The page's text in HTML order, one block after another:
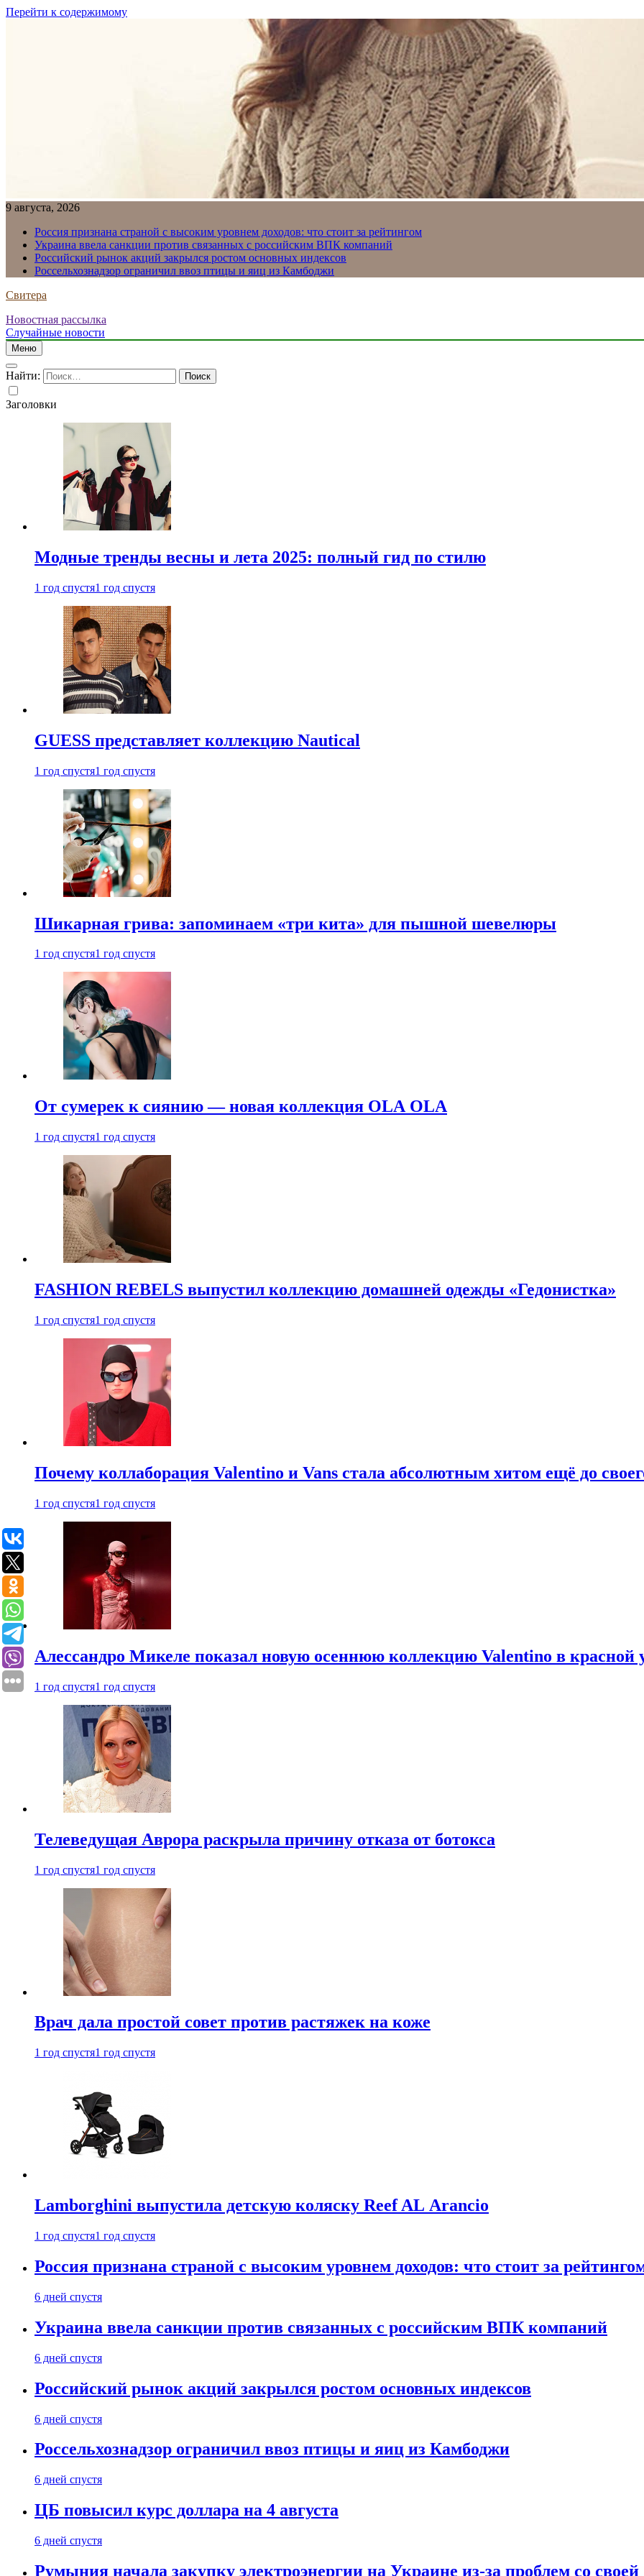
Перейти к содержимому
9 августа, 2026
Россия признана страной с высоким уровнем доходов: что стоит за рейтингом
Украина ввела санкции против связанных с российским ВПК компаний
Российский рынок акций закрылся ростом основных индексов
Россельхознадзор ограничил ввоз птицы и яиц из Камбоджи
Свитера
Новостная рассылка
Случайные новости
Меню
Найти:
Заголовки
Модные тренды весны и лета 2025: полный гид по стилю
1 год спустя1 год спустя
GUESS представляет коллекцию Nautical
1 год спустя1 год спустя
Шикарная грива: запоминаем «три кита» для пышной шевелюры
1 год спустя1 год спустя
От сумерек к сиянию — новая коллекция OLA OLA
1 год спустя1 год спустя
FASHION REBELS выпустил коллекцию домашней одежды «Гедонистка»
1 год спустя1 год спустя
Почему коллаборация Valentino и Vans стала абсолютным хитом ещё до
1 год спустя1 год спустя
Алессандро Микеле показал новую осеннюю коллекцию Valentino в красной
1 год спустя1 год спустя
Телеведущая Аврора раскрыла причину отказа от ботокса
1 год спустя1 год спустя
Врач дала простой совет против растяжек на коже
1 год спустя1 год спустя
Lamborghini выпустила детскую коляску Reef AL Arancio
1 год спустя1 год спустя
Россия признана страной с высоким уровнем доходов: что стоит за
6 дней спустя
Украина ввела санкции против связанных с российским ВПК компаний
6 дней спустя
Российский рынок акций закрылся ростом основных индексов
6 дней спустя
Россельхознадзор ограничил ввоз птицы и яиц из Камбоджи
6 дней спустя
ЦБ повысил курс доллара на 4 августа
6 дней спустя
Румыния начала закупку электроэнергии на Украине из-за проблем со